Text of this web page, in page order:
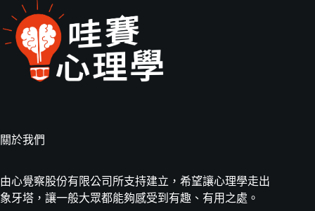
關於我們
由心覺察股份有限公司所支持建立，希望讓心理學走出
象牙塔，讓一般大眾都能夠感受到有趣、有用之處。